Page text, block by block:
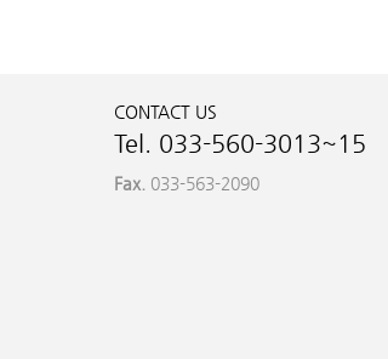
CONTACT US
Tel. 033-560-3013~15
Fax. 033-563-2090